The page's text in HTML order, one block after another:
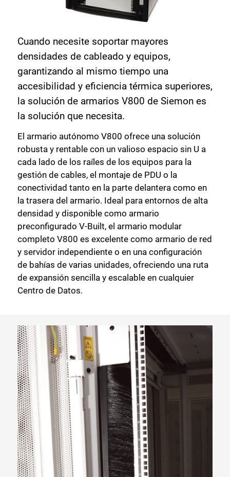
Cuando necesite soportar mayores
densidades de cableado y equipos,
garantizando al mismo tiempo una
accesibilidad y eficiencia térmica superiores,
la solución de armarios V800 de Siemon es
la solución que necesita.
El armario autónomo V800 ofrece una solución
robusta y rentable con un valioso espacio sin U a
cada lado de los raíles de los equipos para la
gestión de cables, el montaje de PDU o la
conectividad tanto en la parte delantera como en
la trasera del armario. Ideal para entornos de alta
densidad y disponible como armario
preconfigurado V-Built, el armario modular
completo V800 es excelente como armario de red
y servidor independiente o en una configuración
de bahías de varias unidades, ofreciendo una ruta
de expansión sencilla y escalable en cualquier
Centro de Datos.